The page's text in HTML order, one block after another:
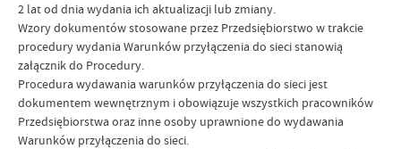
2 lat od dnia wydania ich aktualizacji lub zmiany.
Wzory dokumentów stosowane przez Przedsiębiorstwo w trakcie
procedury wydania Warunków przyłączenia do sieci stanowią
załącznik do Procedury.
Procedura wydawania warunków przyłączenia do sieci jest
dokumentem wewnętrznym i obowiązuje wszystkich pracowników
Przedsiębiorstwa oraz inne osoby uprawnione do wydawania
Warunków przyłączenia do sieci.